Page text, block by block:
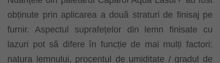
obținute prin aplicarea a două straturi de finisaj pe
furnir. Aspectul suprafețelor din lemn finisate cu
lazuri pot să difere în funcție de mai mulți factori:
natura lemnului, procentul de umiditate / gradul de